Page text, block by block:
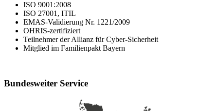
ISO 9001:2008
ISO 27001, ITIL
EMAS-Validierung Nr. 1221/2009
OHRIS-zertifiziert
Teilnehmer der Allianz für Cyber-Sicherheit
Mitglied im Familienpakt Bayern
Bundesweiter Service